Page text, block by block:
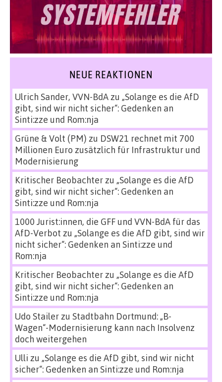
NEUE REAKTIONEN
Ulrich Sander, VVN-BdAzu „Solange es die AfD
gibt, sind wir nicht sicher“: Gedenken an
Sinti:zze und Rom:nja
Grüne & Volt (PM) zu DSW21 rechnet mit 700
Millionen Euro zusätzlich für Infrastruktur und
Modernisierung
Kritischer Beobachterzu „Solange es die AfD
gibt, sind wir nicht sicher“: Gedenken an
Sinti:zze und Rom:nja
1000 Jurist:innen, die GFF und VVN-BdA für das
AfD-Verbot zu „Solange es die AfD gibt, sind wir
nicht sicher“: Gedenken an Sinti:zze und
Rom:nja
Kritischer Beobachterzu „Solange es die AfD
gibt, sind wir nicht sicher“: Gedenken an
Sinti:zze und Rom:nja
Udo Stailerzu Stadtbahn Dortmund: „B-
Wagen“-Modernisierung kann nach Insolvenz
doch weitergehen
Ulli zu „Solange es die AfD gibt, sind wir nicht
sicher“: Gedenken an Sinti:zze und Rom:nja